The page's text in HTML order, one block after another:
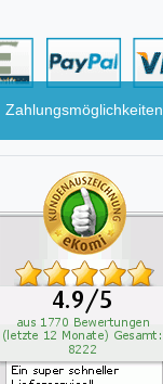
Zahlungsmöglichkeiten